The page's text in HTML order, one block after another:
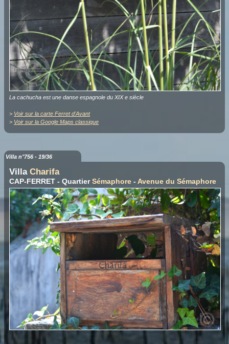
La cachucha est une danse espagnole du XIX e siècle
> Voir sur la carte Ferret d'Avant
> Voir sur la Google Maps classique
Villa n°756 - 19/36
Villa Charifa
CAP-FERRET - QuartierSémaphore - Avenue du Sémaphore